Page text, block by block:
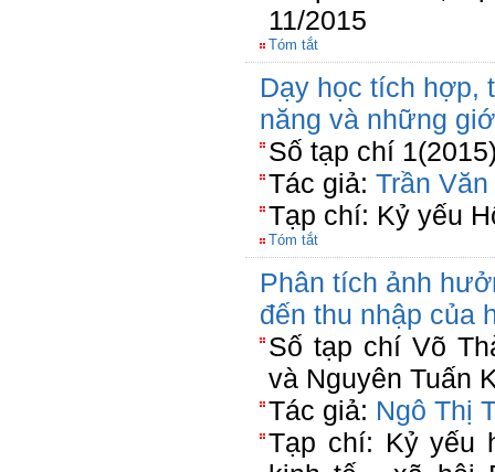
11/2015
Tóm tắt
Dạy học tích hợp,
năng và những
Số tạp chí
Tác giả: Trần
Tạp chí: Kỷ yếu
Tóm tắt
Phân tích ảnh
đến thu nhập của
Số tạp chí Võ
và Nguyên Tuấn
Tác giả: Ngô Thị
Tạp chí: Kỷ yếu